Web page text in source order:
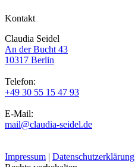
Kontakt
Claudia Seidel
An der Bucht 43
10317 Berlin
Telefon:
+49 30 55 15 47 93
E-Mail:
mail@claudia-seidel.de
Impressum | Datenschutzerklärung